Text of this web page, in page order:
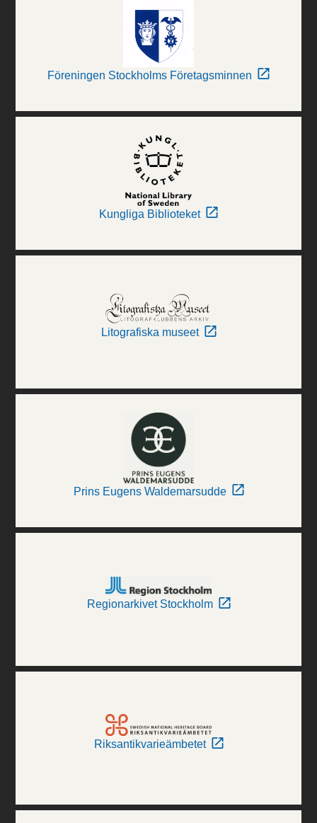
Föreningen Stockholms Företagsminnen
Kungliga Biblioteket
Litografiska museet
Prins Eugens Waldemarsudde
Regionarkivet Stockholm
Riksantikvarieämbetet